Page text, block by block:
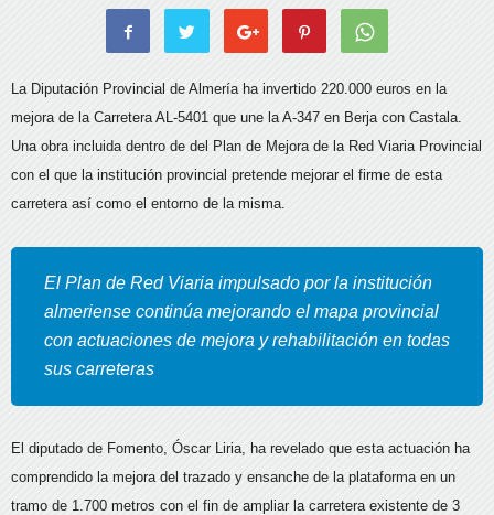
La Diputación Provincial de Almería ha invertido 220.000 euros en la
mejora de la Carretera AL-5401 que une la A-347 en Berja con Castala.
Una obra incluida dentro de del Plan de Mejora de la Red Viaria Provincial
con el que la institución provincial pretende mejorar el firme de esta
carretera así como el entorno de la misma.
El Plan de Red Viaria impulsado por la institución
almeriense continúa mejorando el mapa provincial
con actuaciones de mejora y rehabilitación en todas
sus carreteras
El diputado de Fomento, Óscar Liria, ha revelado que esta actuación ha
comprendido la mejora del trazado y ensanche de la plataforma en un
tramo de 1.700 metros con el fin de ampliar la carretera existente de 3